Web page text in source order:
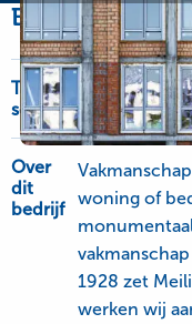
Type
service en
Over
dit
bedrijf
woning of
1928 zet
werken wij